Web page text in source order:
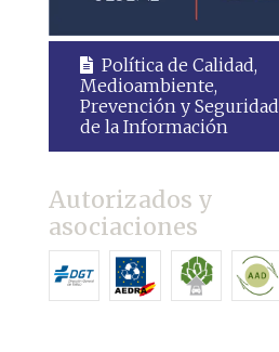
Política de Calidad,
Medioambiente,
Prevención y Seguridad
de la Información
Autorizados y
asociaciones